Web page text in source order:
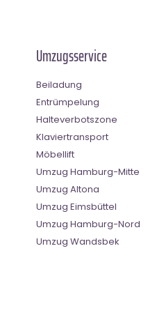
Umzugsservice
Beiladung
Entrümpelung
Halteverbotszone
Klaviertransport
Möbellift
Umzug Hamburg-Mitte
Umzug Altona
Umzug Eimsbüttel
Umzug Hamburg-Nord
Umzug Wandsbek